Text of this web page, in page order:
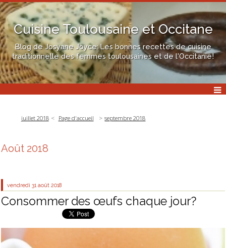
Cuisine Toulousaine et Occitane
Blog de Josyane Joyce: Les bonnes recettes de cuisine
traditionnelle des femmes toulousaines et de l'Occitanie!
juillet 2018 Page d'accueil septembre 2018
Août 2018
vendredi 31 août 2018
Consommer des œufs chaque jour?